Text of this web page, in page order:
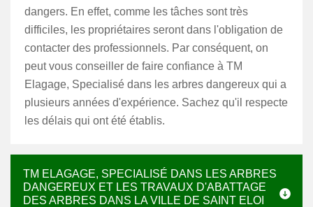
dangers. En effet, comme les tâches sont très
difficiles, les propriétaires seront dans l'obligation de
contacter des professionnels. Par conséquent, on
peut vous conseiller de faire confiance à TM
Elagage, Specialisé dans les arbres dangereux qui a
plusieurs années d'expérience. Sachez qu'il respecte
les délais qui ont été établis.
TM ELAGAGE, SPECIALISÉ DANS LES ARBRES
DANGEREUX ET LES TRAVAUX D'ABATTAGE
DES ARBRES DANS LA VILLE DE SAINT ELOI